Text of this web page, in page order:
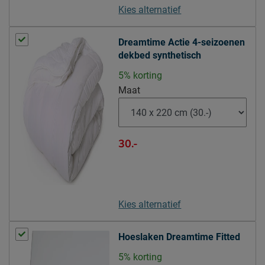
bedbodem
Goed om te weten
10 jaar garantie volgens
Beddenreus voorwaarden
draaien;molton en anti-
instructie waslabel)
Leveranciersinformatie
Naam
Kies alternatief
Dreamtime Actie 4-seizoenen
dekbed synthetisch
5% korting
Maat
30.-
Kies alternatief
Hoeslaken Dreamtime Fitted
5% korting